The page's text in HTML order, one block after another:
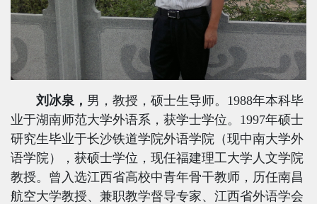
刘冰泉， 男，教授，硕士生导师。 1988年本科毕
业于湖南师范大学外语系，获学士学位。 1997年硕士
研究生毕业于长沙铁道学院外语学院（现中南大学外
语学院），获硕士学位，现任福建理工大学人文学院
教授。曾入选江西省高校中青年骨干教师，历任南昌
航空大学教授、兼职教学督导专家、江西省外语学会